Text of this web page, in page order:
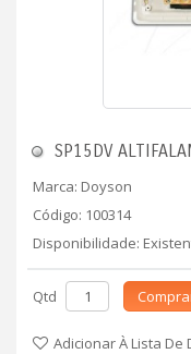
SP15DV
Marca: Doyson
Código: 100314
Disponibilidade:
Qtd
Adicionar À Lista De